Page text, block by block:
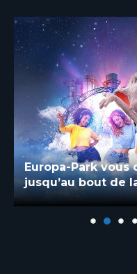
Europa-Park
jusqu’au bout de